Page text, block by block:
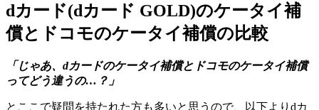
dカード(dカード GOLD)のケータイ補
償とドコモのケータイ補償の比較
「じゃあ、dカードのケータイ補償とドコモのケータイ補償
ってどう違うの…？」
とここで疑問を持たれた方も多いと思うので、以下よりdカ